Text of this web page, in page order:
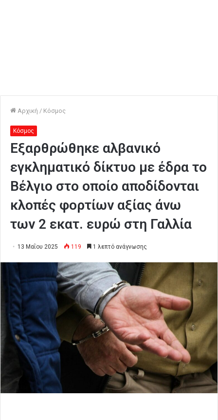
Αρχική / Κόσμος
Κόσμος
Εξαρθρώθηκε αλβανικό
εγκληματικό δίκτυο με έδρα το
Βέλγιο στο οποίο αποδίδονται
κλοπές φορτίων αξίας άνω
των 2 εκατ. ευρώ στη Γαλλία
13 Μαΐου 2025 119 1 λεπτό ανάγνωσης